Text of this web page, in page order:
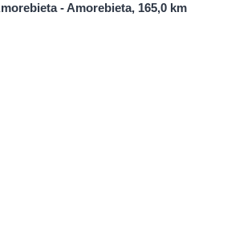
- Amorebieta, 165,0 km